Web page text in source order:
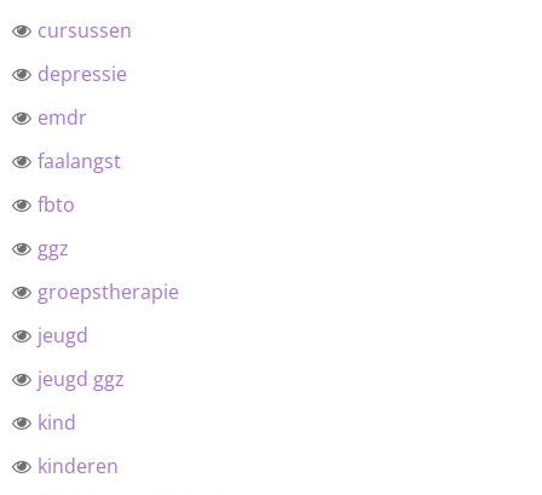
cursussen
depressie
emdr
faalangst
fbto
ggz
groepstherapie
jeugd
jeugd ggz
kind
kinderen